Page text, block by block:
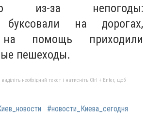
из-за непогоды:
буксовали на дорогах,
на помощь приходили
пешеходы.
необхідний текст і натисніть Ctrl + Enter, щоб
#новости_Киева_сегодня